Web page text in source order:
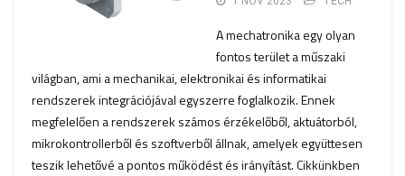
A mechatronika egy olyan
fontos terület a műszaki
világban, ami a mechanikai, elektronikai és informatikai
rendszerek integrációjával egyszerre foglalkozik. Ennek
megfelelően a rendszerek számos érzékelőből, aktuátorból,
mikrokontrollerből és szoftverből állnak, amelyek együttesen
teszik lehetővé a pontos működést és irányítást. Cikkünkben